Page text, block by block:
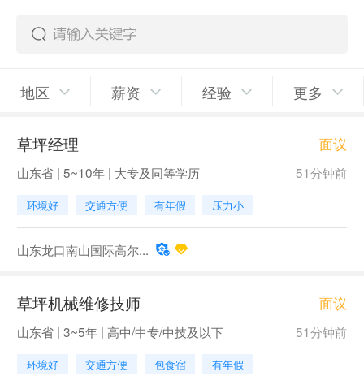
地区 薪资 经验 更多
草坪经理 面议
山东省 | 5~10年 | 大专及同等学历 51分钟前
环境好 交通方便 有年假 压力小
山东龙口南山国际高尔...
草坪机械维修技师 面议
山东省 | 3~5年 | 高中/中专/中技及以下 51分钟前
环境好 交通方便 包食宿 有年假